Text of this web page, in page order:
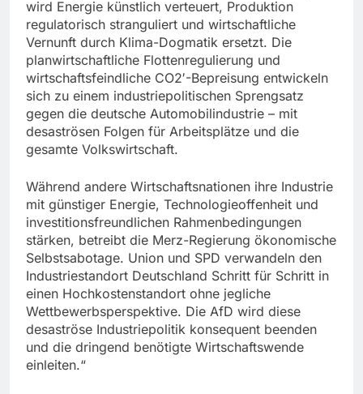
wird Energie künstlich verteuert, Produktion
regulatorisch stranguliert und wirtschaftliche
Vernunft durch Klima-Dogmatik ersetzt. Die
planwirtschaftliche Flottenregulierung und
wirtschaftsfeindliche CO2′-Bepreisung entwickeln
sich zu einem industriepolitischen Sprengsatz
gegen die deutsche Automobilindustrie – mit
desaströsen Folgen für Arbeitsplätze und die
gesamte Volkswirtschaft.
Während andere Wirtschaftsnationen ihre Industrie
mit günstiger Energie, Technologieoffenheit und
investitionsfreundlichen Rahmenbedingungen
stärken, betreibt die Merz-Regierung ökonomische
Selbstsabotage. Union und SPD verwandeln den
Industriestandort Deutschland Schritt für Schritt in
einen Hochkostenstandort ohne jegliche
Wettbewerbsperspektive. Die AfD wird diese
desaströse Industriepolitik konsequent beenden
und die dringend benötigte Wirtschaftswende
einleiten.“